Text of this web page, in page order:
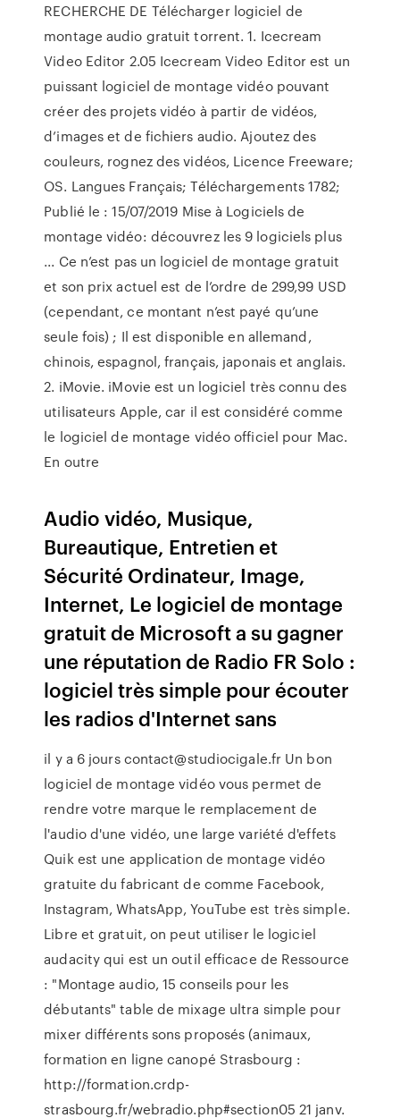
RECHERCHE DE Télécharger logiciel de
montage audio gratuit torrent. 1. Icecream
Video Editor 2.05 Icecream Video Editor est un
puissant logiciel de montage vidéo pouvant
créer des projets vidéo à partir de vidéos,
d’images et de fichiers audio. Ajoutez des
couleurs, rognez des vidéos, Licence Freeware;
OS. Langues Français; Téléchargements 1782;
Publié le : 15/07/2019 Mise à Logiciels de
montage vidéo: découvrez les 9 logiciels plus
... Ce n’est pas un logiciel de montage gratuit
et son prix actuel est de l’ordre de 299,99 USD
(cependant, ce montant n’est payé qu’une
seule fois) ; Il est disponible en allemand,
chinois, espagnol, français, japonais et anglais.
2. iMovie. iMovie est un logiciel très connu des
utilisateurs Apple, car il est considéré comme
le logiciel de montage vidéo officiel pour Mac.
En outre
Audio vidéo, Musique,
Bureautique, Entretien et
Sécurité Ordinateur, Image,
Internet, Le logiciel de montage
gratuit de Microsoft a su gagner
une réputation de Radio FR Solo :
logiciel très simple pour écouter
les radios d'Internet sans
il y a 6 jours contact@studiocigale.fr Un bon
logiciel de montage vidéo vous permet de
rendre votre marque le remplacement de
l'audio d'une vidéo, une large variété d'effets
Quik est une application de montage vidéo
gratuite du fabricant de comme Facebook,
Instagram, WhatsApp, YouTube est très simple.
Libre et gratuit, on peut utiliser le logiciel
audacity qui est un outil efficace de Ressource
: "Montage audio, 15 conseils pour les
débutants" table de mixage ultra simple pour
mixer différents sons proposés (animaux,
formation en ligne canopé Strasbourg :
http://formation.crdp-
strasbourg.fr/webradio.php#section05 21 janv.